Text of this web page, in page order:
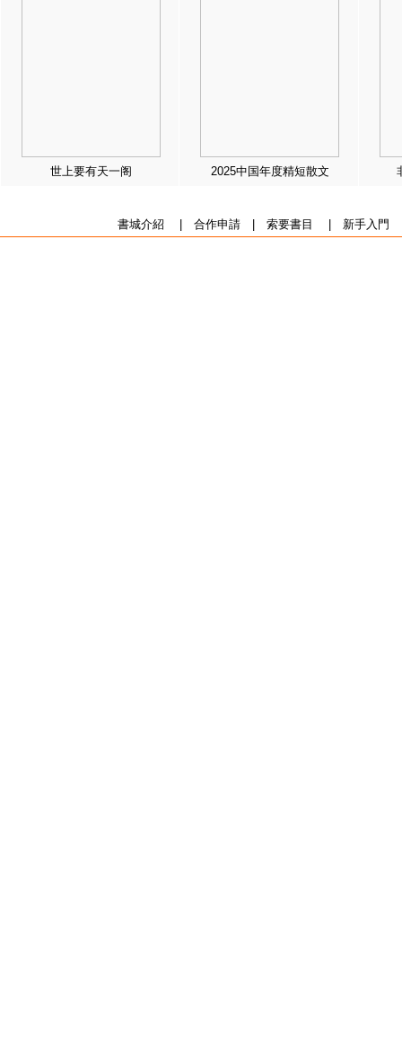
世上要有天一阁 2025中国年度精短散文
書城介紹 合作申請| 索要書目 新手入門